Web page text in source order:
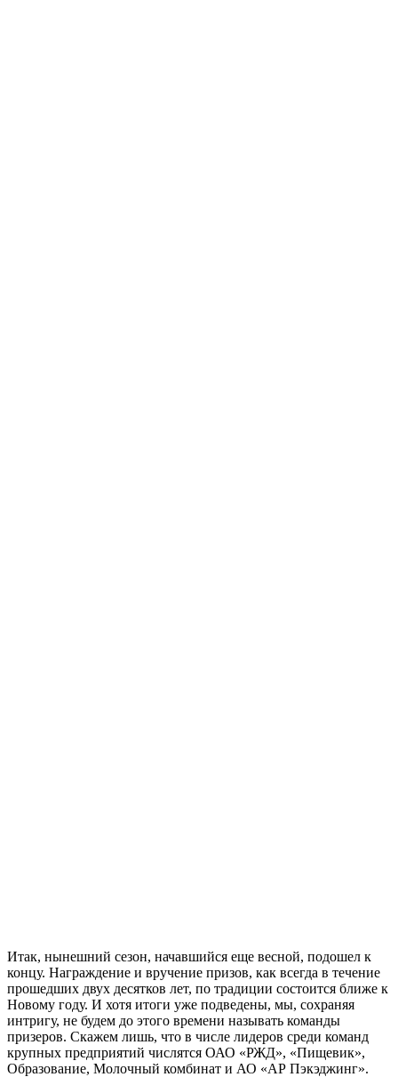
Итак, нынешний сезон, начавшийся еще весной, подошел к
концу. Награждение и вручение призов, как всегда в течение
прошедших двух десятков лет, по традиции состоится ближе к
Новому году. И хотя итоги уже подведены, мы, сохраняя
интригу, не будем до этого времени называть команды
призеров. Скажем лишь, что в числе лидеров среди команд
крупных предприятий числятся ОАО «РЖД», «Пищевик»,
Образование, Молочный комбинат и АО «АР Пэкэджинг».